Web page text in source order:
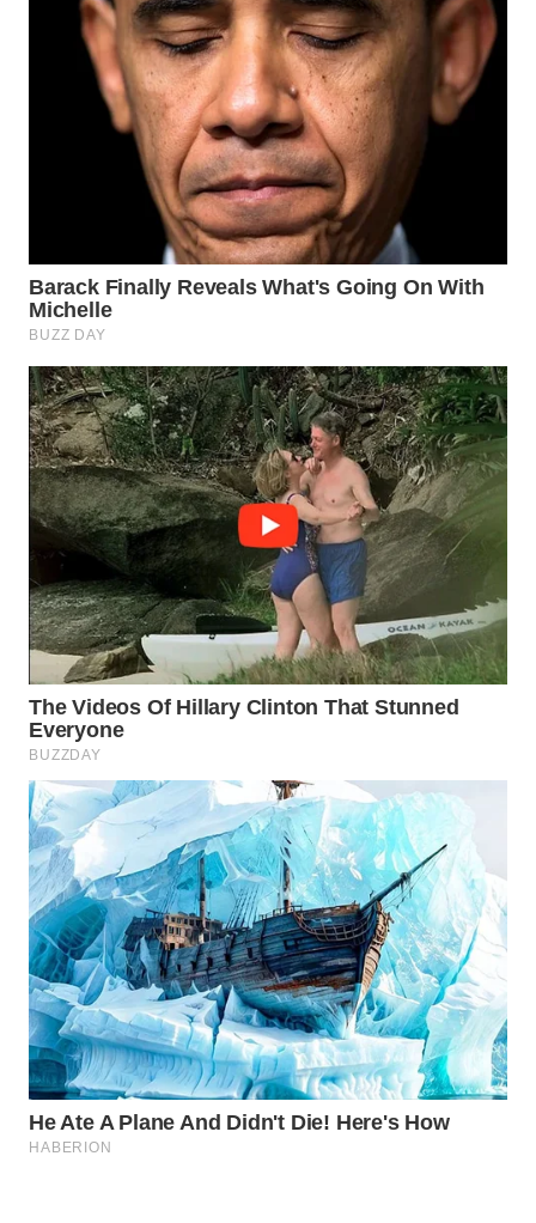
LIKUPANG
WN
LABUANBAJO
Media
Group
NEWS
WAHANA
TANI
WAHANA
ADVOKAT
WAHANA
INFRASTRUKTUR
WAHANA
KONSUMEN
WAHANA
LISTRIK
WAHANA
TRAVEL
WAHANA
TV
WAHANANEWS
ID
WAHANANEWS